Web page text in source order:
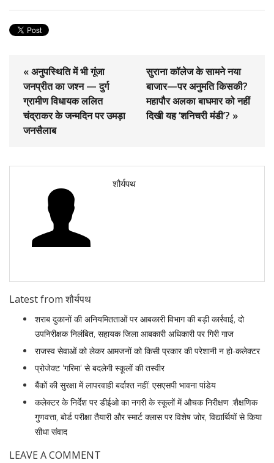
« अनुपस्थिति में भी गूंजा
जनप्रीत का जश्न — दुर्ग
ग्रामीण विधायक ललित
चंद्राकर के जन्मदिन पर उमड़ा
जनसैलाब
सुराना कॉलेज के सामने नया
बाजार—पर अनुमति किसकी?
महापौर अलका बाघमार को नहीं
दिखी यह ‘शनिचरी मंडी’? »
शौर्यपथ
Latest from शौर्यपथ
शराब दुकानों की अनियमितताओं पर आबकारी विभाग की बड़ी कार्रवाई, दो
उपनिरीक्षक निलंबित, सहायक जिला आबकारी अधिकारी पर गिरी गाज
राजस्व सेवाओं को लेकर आमजनों को किसी प्रकार की परेशानी न हो-कलेक्टर
प्रोजेक्ट 'गरिमा' से बदलेगी स्कूलों की तस्वीर
बैंकों की सुरक्षा में लापरवाही बर्दाश्त नहीं: एसएसपी भावना पांडेय
कलेक्टर के निर्देश पर डीईओ का नगरी के स्कूलों में औचक निरीक्षण :शैक्षणिक
गुणवत्ता, बोर्ड परीक्षा तैयारी और स्मार्ट क्लास पर विशेष जोर, विद्यार्थियों से किया
सीधा संवाद
LEAVE A COMMENT